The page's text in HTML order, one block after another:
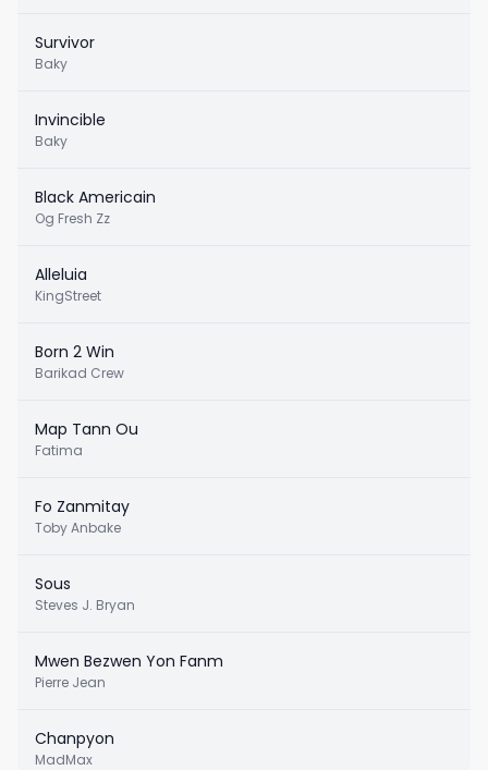
Survivor
Baky
Invincible
Baky
Black Americain
Og Fresh Zz
Alleluia
KingStreet
Born 2 Win
Barikad Crew
Map Tann Ou
Fatima
Fo Zanmitay
Toby Anbake
Sous
Steves J. Bryan
Mwen Bezwen Yon Fanm
Pierre Jean
Chanpyon
MadMax